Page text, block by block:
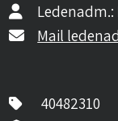
Ledenadm.:
Mail
40482310